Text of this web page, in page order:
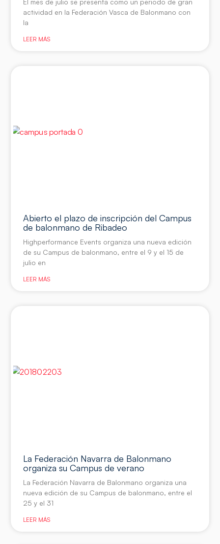
actividad en la Federación Vasca de Balonmano con
la
LEER MÁS
Abierto el plazo de inscripción del Campus
de balonmano de Ribadeo
Highperformance Events organiza una nueva edición
de su Campus de balonmano, entre el 9 y el 15 de
julio en
LEER MÁS
La Federación Navarra de Balonmano
organiza su Campus de verano
La Federación Navarra de Balonmano organiza una
nueva edición de su Campus de balonmano, entre el
25 y el 31
LEER MÁS